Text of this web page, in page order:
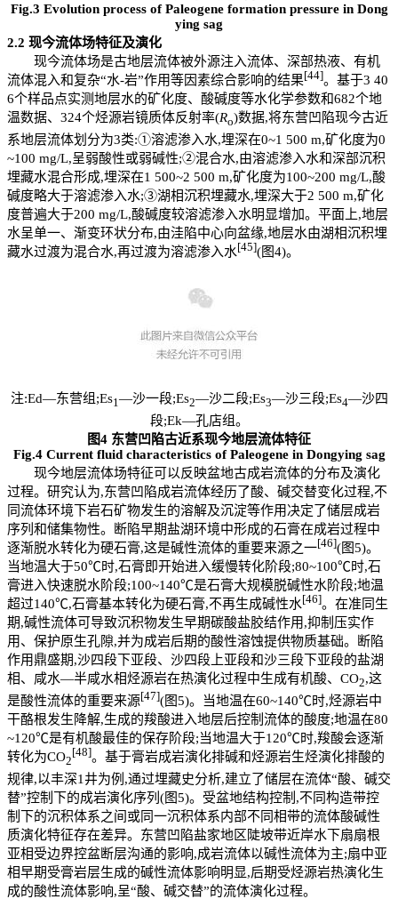
Fig.3 Evolution process of Paleogene formation pressure in Dong
ying sag
2.2 现今流体场特征及演化
现今流体场是古地层流体被外源注入流体、深部热液、有机
流体混入和复杂“水-岩”作用等因素综合影响的结果[44]。基于3 40
6个样品点实测地层水的矿化度、酸碱度等水化学参数和682个地
温数据、324个烃源岩镜质体反射率(Ro)数据,将东营凹陷现今古近
系地层流体划分为3类:①溶滤渗入水,埋深在0~1 500 m,矿化度为0
~100 mg/L,呈弱酸性或弱碱性;②混合水,由溶滤渗入水和深部沉积
埋藏水混合形成,埋深在1 500~2 500 m,矿化度为100~200 mg/L,酸
碱度略大于溶滤渗入水;③湖相沉积埋藏水,埋深大于2 500 m,矿化
度普遍大于200 mg/L,酸碱度较溶滤渗入水明显增加。平面上,地层
水呈单一、渐变环状分布,由洼陷中心向盆缘,地层水由湖相沉积埋
藏水过渡为混合水,再过渡为溶滤渗入水[45](图4)。
注:Ed—东营组;Es1—沙一段;Es2—沙二段;Es3—沙三段;Es4—沙四
段;Ek—孔店组。
图4 东营凹陷古近系现今地层流体特征
Fig.4 Current fluid characteristics of Paleogene in Dongying sag
现今地层流体场特征可以反映盆地古成岩流体的分布及演化
过程。研究认为,东营凹陷成岩流体经历了酸、碱交替变化过程,不
同流体环境下岩石矿物发生的溶解及沉淀等作用决定了储层成岩
序列和储集物性。断陷早期盐湖环境中形成的石膏在成岩过程中
逐渐脱水转化为硬石膏,这是碱性流体的重要来源之一[46](图5)。
当地温大于50℃时,石膏即开始进入缓慢转化阶段;80~100℃时,石
膏进入快速脱水阶段;100~140℃是石膏大规模脱碱性水阶段;地温
超过140℃,石膏基本转化为硬石膏,不再生成碱性水[46]。在准同生
期,碱性流体可导致沉积物发生早期碳酸盐胶结作用,抑制压实作
用、保护原生孔隙,并为成岩后期的酸性溶蚀提供物质基础。断陷
作用鼎盛期,沙四段下亚段、沙四段上亚段和沙三段下亚段的盐湖
相、咸水—半咸水相烃源岩在热演化过程中生成有机酸、CO2,这
是酸性流体的重要来源[47](图5)。当地温在60~140℃时,烃源岩中
干酪根发生降解,生成的羧酸进入地层后控制流体的酸度;地温在80
~120℃是有机酸最佳的保存阶段;当地温大于120℃时,羧酸会逐渐
转化为CO2
[48]。基于膏岩成岩演化排碱和烃源岩生烃演化排酸的
规律,以丰深1井为例,通过埋藏史分析,建立了储层在流体“酸、碱交
替”控制下的成岩演化序列(图5)。受盆地结构控制,不同构造带控
制下的沉积体系之间或同一沉积体系内部不同相带的流体酸碱性
质演化特征存在差异。东营凹陷盐家地区陡坡带近岸水下扇扇根
亚相受边界控盆断层沟通的影响,成岩流体以碱性流体为主;扇中亚
相早期受膏岩层生成的碱性流体影响明显,后期受烃源岩热演化生
成的酸性流体影响,呈“酸、碱交替”的流体演化过程。